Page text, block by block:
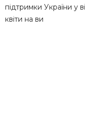
підтримки України у
квіти на ви